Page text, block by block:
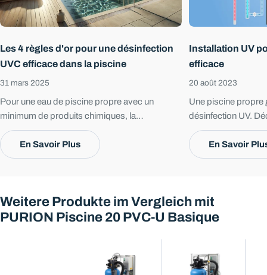
Les 4 règles d'or pour une désinfection
UVC efficace dans la piscine
31 mars 2025
Pour une eau de piscine propre avec un
minimum de produits chimiques, la
désinfection par UVC nécessite des
conditions optimales. Avec une bonne
circulation, un nettoyage régulier, une
hygiénique.
En Savoir Plus
Installation UV
efficace
20 août 2023
Une piscine propre
désinfection UV.
une eau cristalline
baignadeEn Savoir
Weitere Produkte im Vergleich mit
PURION Piscine 20 PVC-U Basique